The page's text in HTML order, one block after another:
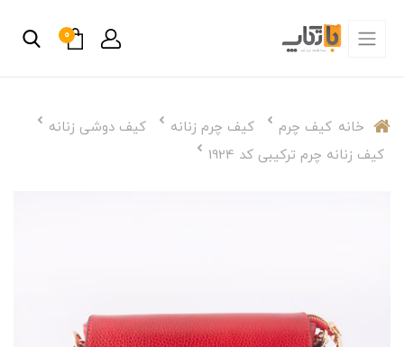
0
خانه کیف چرم کیف چرم زنانه
کیف دوشی زنانه
کیف زنانه چرم ترکیبی کد 1924